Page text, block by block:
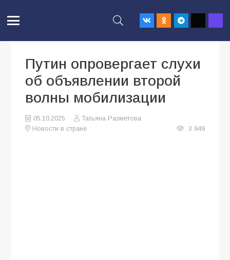
Путин опровергает слухи
об объявлении второй
волны мобилизации
05.10.2025
Татьяна Разметова
Новости в стране
3 949